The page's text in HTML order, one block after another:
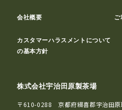
会社概要 ご
カスタマーハラスメントについて
の基本方針
株式会社宇治田原製茶場
〒610-0288 京都府綴喜郡宇治田原